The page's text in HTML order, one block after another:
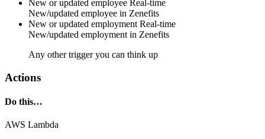
New or updated employee Real-time
New/updated employee in Zenefits
New or updated employment Real-time
New/updated employment in Zenefits
Any other trigger you can think up
Actions
Do this…
AWS Lambda